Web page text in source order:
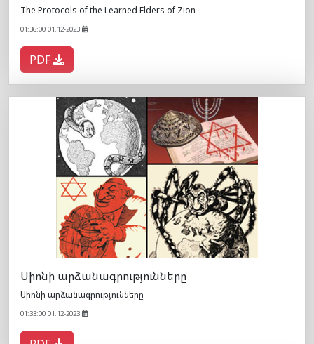
The Protocols of the Learned Elders of Zion
01:36:00 01.12-2023
PDF
Սիոնի արձանագրությունները
Սիոնի արձանագրությունները
01:33:00 01.12-2023